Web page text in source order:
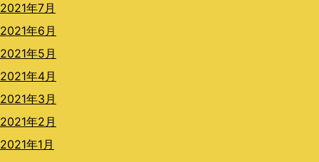
2021年7月
2021年6月
2021年5月
2021年4月
2021年3月
2021年2月
2021年1月